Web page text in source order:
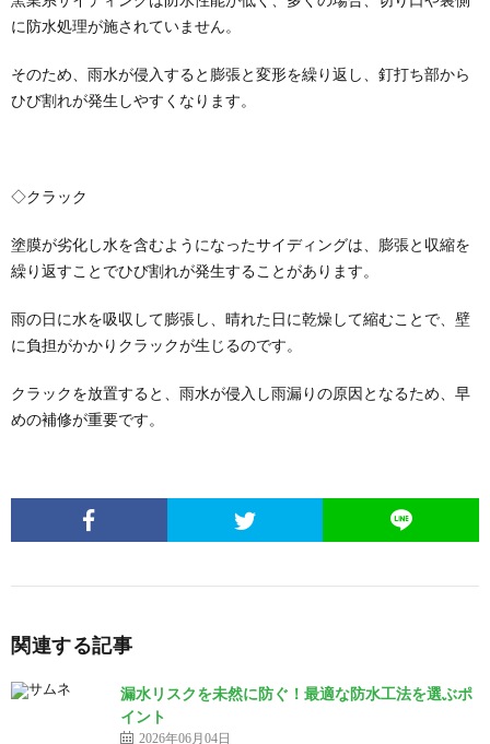
に防水処理が施されていません。
そのため、雨水が侵入すると膨張と変形を繰り返し、釘打ち部から
ひび割れが発生しやすくなります。
◇クラック
塗膜が劣化し水を含むようになったサイディングは、膨張と収縮を
繰り返すことでひび割れが発生することがあります。
雨の日に水を吸収して膨張し、晴れた日に乾燥して縮むことで、壁
に負担がかかりクラックが生じるのです。
クラックを放置すると、雨水が侵入し雨漏りの原因となるため、早
めの補修が重要です。
関連する記事
漏水リスクを未然に防ぐ！最適な防水工法を選ぶポ
イント
2026年06月04日